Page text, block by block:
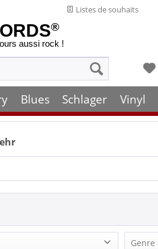
Listes de souhaits
®
aussi rock !
Blues Schlager Vinyl
Genre